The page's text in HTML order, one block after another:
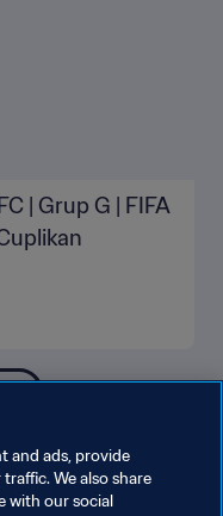
| Grup G | FIFA
and ads, provide
We also share
with our social